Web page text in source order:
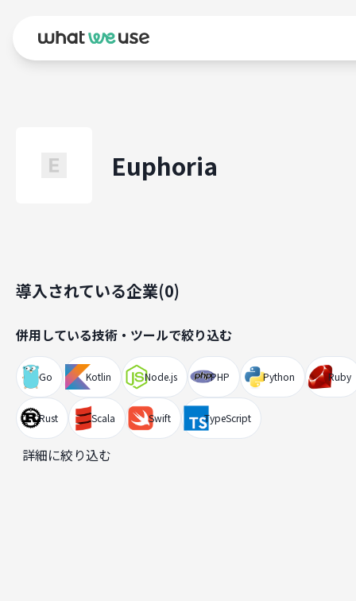
Euphoria
導入されている企業(0)
併用している技術・ツールで絞り込む
Go Kotlin Node.js PHP Python Ruby
Rust Scala Swift TypeScript
詳細に絞り込む